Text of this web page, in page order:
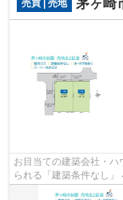
売買 | 売地 茅ヶ
お目当ての建築会社・
られる「建築条件なし」
さもお墨付きですよ♪ 現